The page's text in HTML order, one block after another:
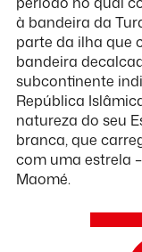
à bandeira da
parte da ilha que
bandeira
subcontinente
República
natureza do seu
branca, que
com uma estrela
Maomé.